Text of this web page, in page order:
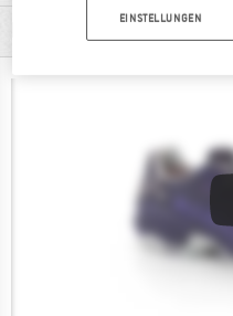
PRODUKTBESCHREIBUNG
EINSTELLUNGEN